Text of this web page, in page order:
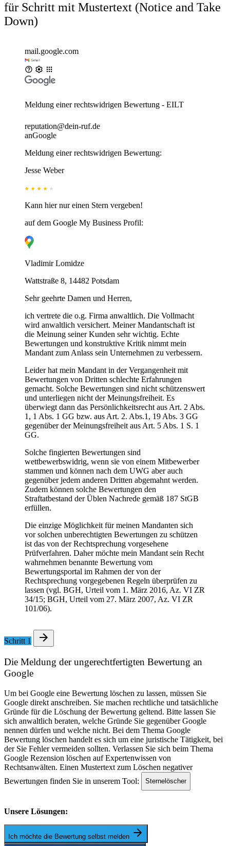
für Schritt mit Mustertext (Notice and Take
Down)
mail.google.com
Meldung einer rechtswidrigen Bewertung - EILT
reputation@dein-ruf.de
anGoogle
Meldung einer rechtswidrigen Bewertung:
Jesse Weber
Kann hier nur einen Stern vergeben!
auf dem Google My Business Profil:
Vladimir Lomidze
Wattstraße 8, 14482 Potsdam
Sehr geehrte Damen und Herren,
ich vertrete die o.g. Firma anwaltlich. Die Vollmacht
wird anwaltlich versichert. Meiner Mandantschaft ist
die Meinung seiner Kunden sehr wichtig. Echte
Bewertungen und konstruktive Kritik nimmt mein
Mandant zum Anlass sein Unternehmen zu verbessern.
Leider hat mein Mandant in der Vergangenheit mit
Bewertungen von Dritten schlechte Erfahrungen
gemacht. Solche Bewertungen sind nicht schützenswert
und unterliegen nicht der Meinungsfreiheit. Es
überwiegt dann das Persönlichkeitsrecht aus Art. 2 Abs.
1, 1 Abs. 1 GG bzw. aus Art. 2. Abs.1, 19 Abs. 3 GG
gegenüber der Meinungsfreiheit aus Art. 5 Abs. 1 S. 1
GG.
Solche fingierten Bewertungen sind
wettbewerbswidrig, wenn sie von einem Mitbewerber
stammen und können nach dem UWG aber auch
gegenüber jedem anderen Dritten abgemahnt werden.
Zudem können solche Bewertungen den
Straftatbestand der Üblen Nachrede gemäß 187 StGB
erfüllen.
Die einzige Möglichkeit für meinen Mandanten sich
vor solchen unberechtigten Bewertungen zu schützen
ist das von der Rechtsprechung vorgesehene
Prüfverfahren. Daher möchte mein Mandant sein Recht
wahrnehmen benannte Bewertung vom
Bewertungsportal im Rahmen der von der
Rechtsprechung vorgegebenen Regeln überprüfen zu
lassen (vgl. BGH, Urteil vom 1. März 2016, Az. VI ZR
34/15; BGH, Urteil vom 27. März 2007, Az. VI ZR
101/06).
Schritt 1
Die Meldung der ungerechtfertigten Bewertung an
Google
Um bei Google eine Bewertung löschen zu lassen, müssen Sie
Google direkt anschreiben. Sie machen rechtliche und tatsächliche
Gründe für die Löschung der Bewertung geltend. Bitte lassen Sie
sich anwaltlich beraten, welche Gründe Sie gegenüber Google
nennen dürfen und welche nicht. Bei dem Thema Google
Bewertung löschen handelt es sich um eine juristische Tätigkeit, bei
der Sie Fehler vermeiden sollten. Verlassen Sie sich beim Thema
Google Rezension löschen auf Expertenwissen von
Rechtsanwälten. Einen Mustertext zum Löschen negativer
Bewertungen finden Sie in unserem Tool:
Sternelöscher
Unsere Lösungen:
Ich möchte die Bewertung selbst melden